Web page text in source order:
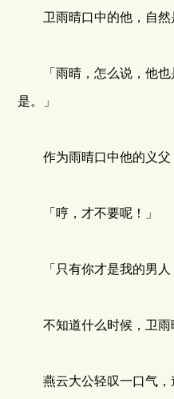
卫雨晴口中的他，自然
「雨晴，怎么说，他也
是。」
作为雨晴口中他的义父
「哼，才不要呢！」
「只有你才是我的男人
不知道什么时候，卫雨
燕云大公轻叹一口气，